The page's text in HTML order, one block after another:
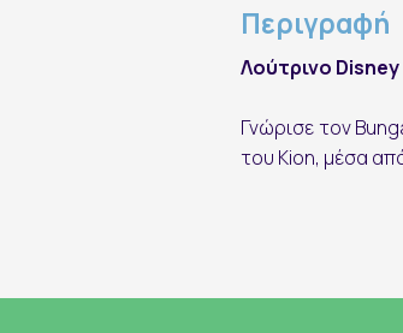
Περιγραφή
Λούτρινο
Γνώρισε τον
του Kion, μέσα
εγγραφή